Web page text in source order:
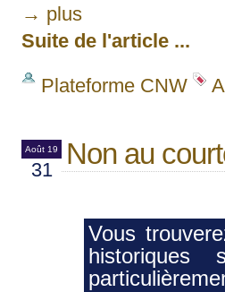
→ plus
Suite de l'article ...
Plateforme CNW
Août 19
31 Non au
Vous
historiques